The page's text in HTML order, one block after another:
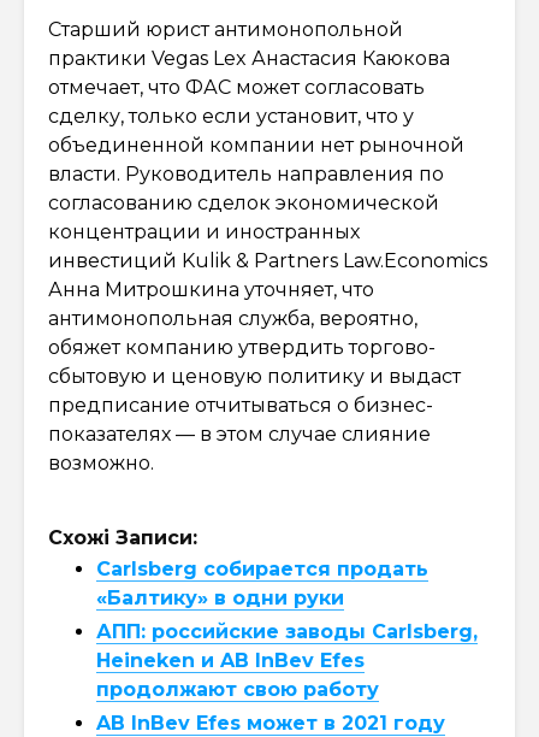
Старший юрист антимонопольной
практики Vegas Lex Анастасия Каюкова
отмечает, что ФАС может согласовать
сделку, только если установит, что у
объединенной компании нет рыночной
власти. Руководитель направления по
согласованию сделок экономической
концентрации и иностранных
инвестиций Kulik & Partners Law.Economics
Анна Митрошкина уточняет, что
антимонопольная служба, вероятно,
обяжет компанию утвердить торгово-
сбытовую и ценовую политику и выдаст
предписание отчитываться о бизнес-
показателях — в этом случае слияние
возможно.
Схожі Записи:
Carlsberg собирается продать
«Балтику» в одни руки
АПП: российские заводы Carlsberg,
Heineken и AB InBev Efes
продолжают свою работу
AB InBev Efes может в 2021 году